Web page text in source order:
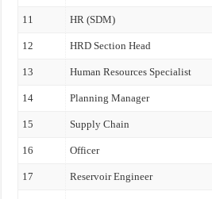
11 HR (SDM)
12 HRD Section Head
13 Human Resources Specialist
14 Planning Manager
15 Supply Chain
16 Officer
17 Reservoir Engineer